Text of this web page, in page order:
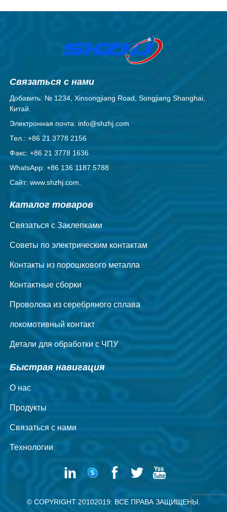
Связаться с нами
Добавить: № 1234, Xinsongjiang Road, Songjiang Shanghai,
Китай.
Электронная почта: info@shzhj.com
Тел.: +86 21 3778 2156
Факс: +86 21 3778 1636
WhatsApp: +86 136 1187 5788
Сайт: www.shzhj.com.
Каталог товаров
Связаться с Заклепками
Советы по электрическим контактам
Контакты из порошкового металла
Контактные сборки
Проволока из серебряного сплава
локомотивный контакт
Детали для обработки с ЧПУ
Быстрая навигация
О нас
Продукты
Связаться с нами
Технологии
© COPYRIGHT 20102019: ВСЕ ПРАВА ЗАЩИЩЕНЫ.